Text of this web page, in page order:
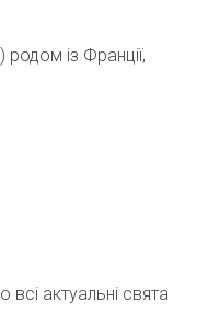
із Франції,
актуальні свята